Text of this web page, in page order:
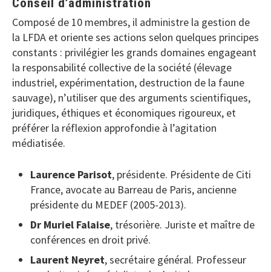
Conseil d’administration
Composé de 10 membres, il administre la gestion de
la LFDA et oriente ses actions selon quelques principes
constants : privilégier les grands domaines engageant
la responsabilité collective de la société (élevage
industriel, expérimentation, destruction de la faune
sauvage), n’utiliser que des arguments scientifiques,
juridiques, éthiques et économiques rigoureux, et
préférer la réflexion approfondie à l’agitation
médiatisée.
Laurence Parisot, présidente. Présidente de Citi
France, avocate au Barreau de Paris, ancienne
présidente du MEDEF (2005-2013).
Dr Muriel Falaise, trésorière. Juriste et maître de
conférences en droit privé.
Laurent Neyret, secrétaire général. Professeur